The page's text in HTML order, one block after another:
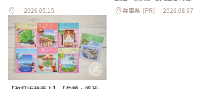
2026.05.15 兵庫県 [PR] 2026.08.07